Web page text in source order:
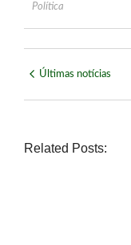
Política
Últimas notícias
Related Posts: